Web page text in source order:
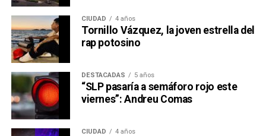
CIUDAD 4 años
Tornillo Vázquez, la joven estrella del
rap potosino
DESTACADAS 5 años
“SLP pasaría a semáforo rojo este
viernes”: Andreu Comas
CIUDAD 4 años